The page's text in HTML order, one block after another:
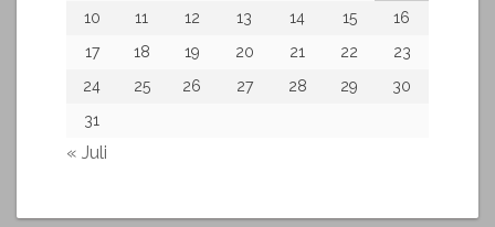
10
11 12 13 14 15
16
17
18 19 20 21 22
23
24
25 26 27 28 29
30
31
« Juli